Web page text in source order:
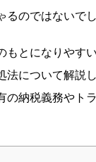
るのではないでし
もとになりやす
法について解説
の納税義務やト